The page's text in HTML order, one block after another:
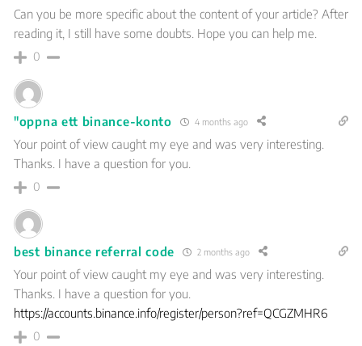
Can you be more specific about the content of your article? After
reading it, I still have some doubts. Hope you can help me.
0
"oppna ett binance-konto 4 months ago
Your point of view caught my eye and was very interesting.
Thanks. I have a question for you.
0
best binance referral code 2 months ago
Your point of view caught my eye and was very interesting.
Thanks. I have a question for you.
https://accounts.binance.info/register/person?ref=QCGZMHR6
0